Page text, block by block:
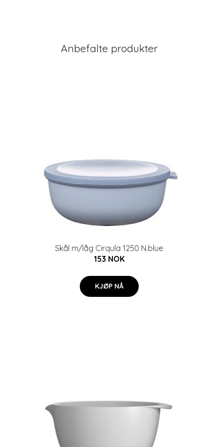
Anbefalte produkter
Skål m/låg Cirqula 1250 N.blue
153 NOK
KJØP NÅ